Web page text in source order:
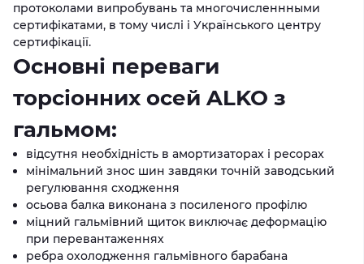
протоколами випробувань та многочисленнными
сертифікатами, в тому числі і Українського центру
сертифікації.
Основні переваги
торсіонних осей ALKO з
гальмом:
відсутня необхідність в амортизаторах і ресорах
мінімальний знос шин завдяки точній заводський
регулювання сходження
осьова балка виконана з посиленого профілю
міцний гальмівний щиток виключає деформацію
при перевантаженнях
ребра охолодження гальмівного барабана